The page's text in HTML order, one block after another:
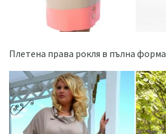
Плетена права рокля в пълна форма